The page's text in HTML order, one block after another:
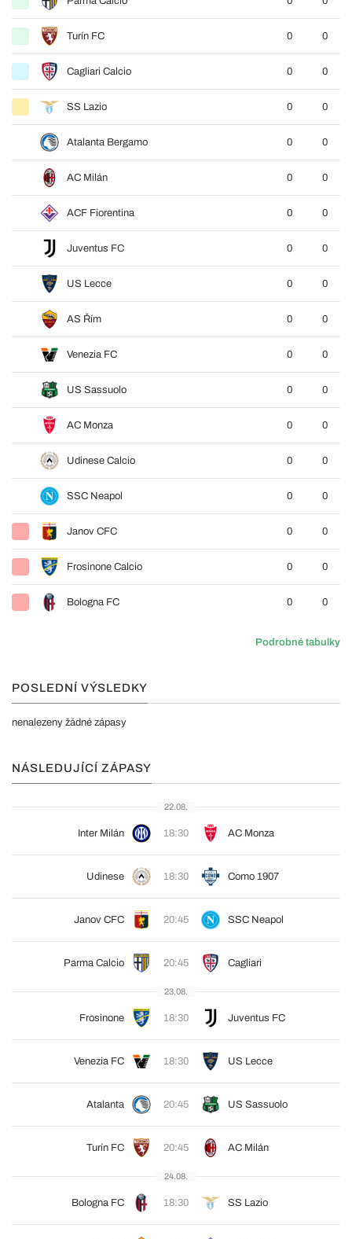
Turín FC 0 0
Cagliari Calcio 0 0
SS Lazio 0 0
Atalanta Bergamo 0 0
AC Milán 0 0
ACF Fiorentina 0 0
Juventus FC 0 0
US Lecce 0 0
AS Řím 0 0
Venezia FC 0 0
US Sassuolo 0 0
AC Monza 0 0
Udinese Calcio 0 0
SSC Neapol 0 0
Janov CFC 0 0
Frosinone Calcio 0 0
Bologna FC 0 0
Podrobné tabulky
POSLEDNÍ VÝSLEDKY
nenalezeny žádné zápasy
NÁSLEDUJÍCÍ ZÁPASY
22.08.
Inter Milán 18:30 AC Monza
Udinese 18:30 Como 1907
Janov CFC 20:45 SSC Neapol
Parma Calcio 20:45 Cagliari
23.08.
Frosinone 18:30 Juventus FC
Venezia FC 18:30 US Lecce
Atalanta 20:45 US Sassuolo
Turín FC 20:45 AC Milán
24.08.
Bologna FC 18:30 SS Lazio